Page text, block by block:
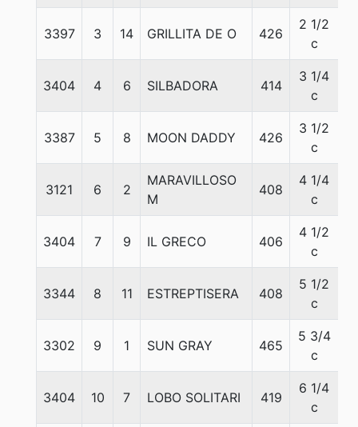
3397 3 14 GRILLITA DE O 426
2 1/2
c
3404 4 6 SILBADORA 414
3 1/4
c
3387 5 8 MOON DADDY 426
3 1/2
c
3121 6 2
MARAVILLOSO
M
408
4 1/4
c
3404 7 9 IL GRECO 406
4 1/2
c
3344 8 11 ESTREPTISERA 408
5 1/2
c
3302 9 1 SUN GRAY 465
5 3/4
c
3404 10 7 LOBO SOLITARI 419
6 1/4
c